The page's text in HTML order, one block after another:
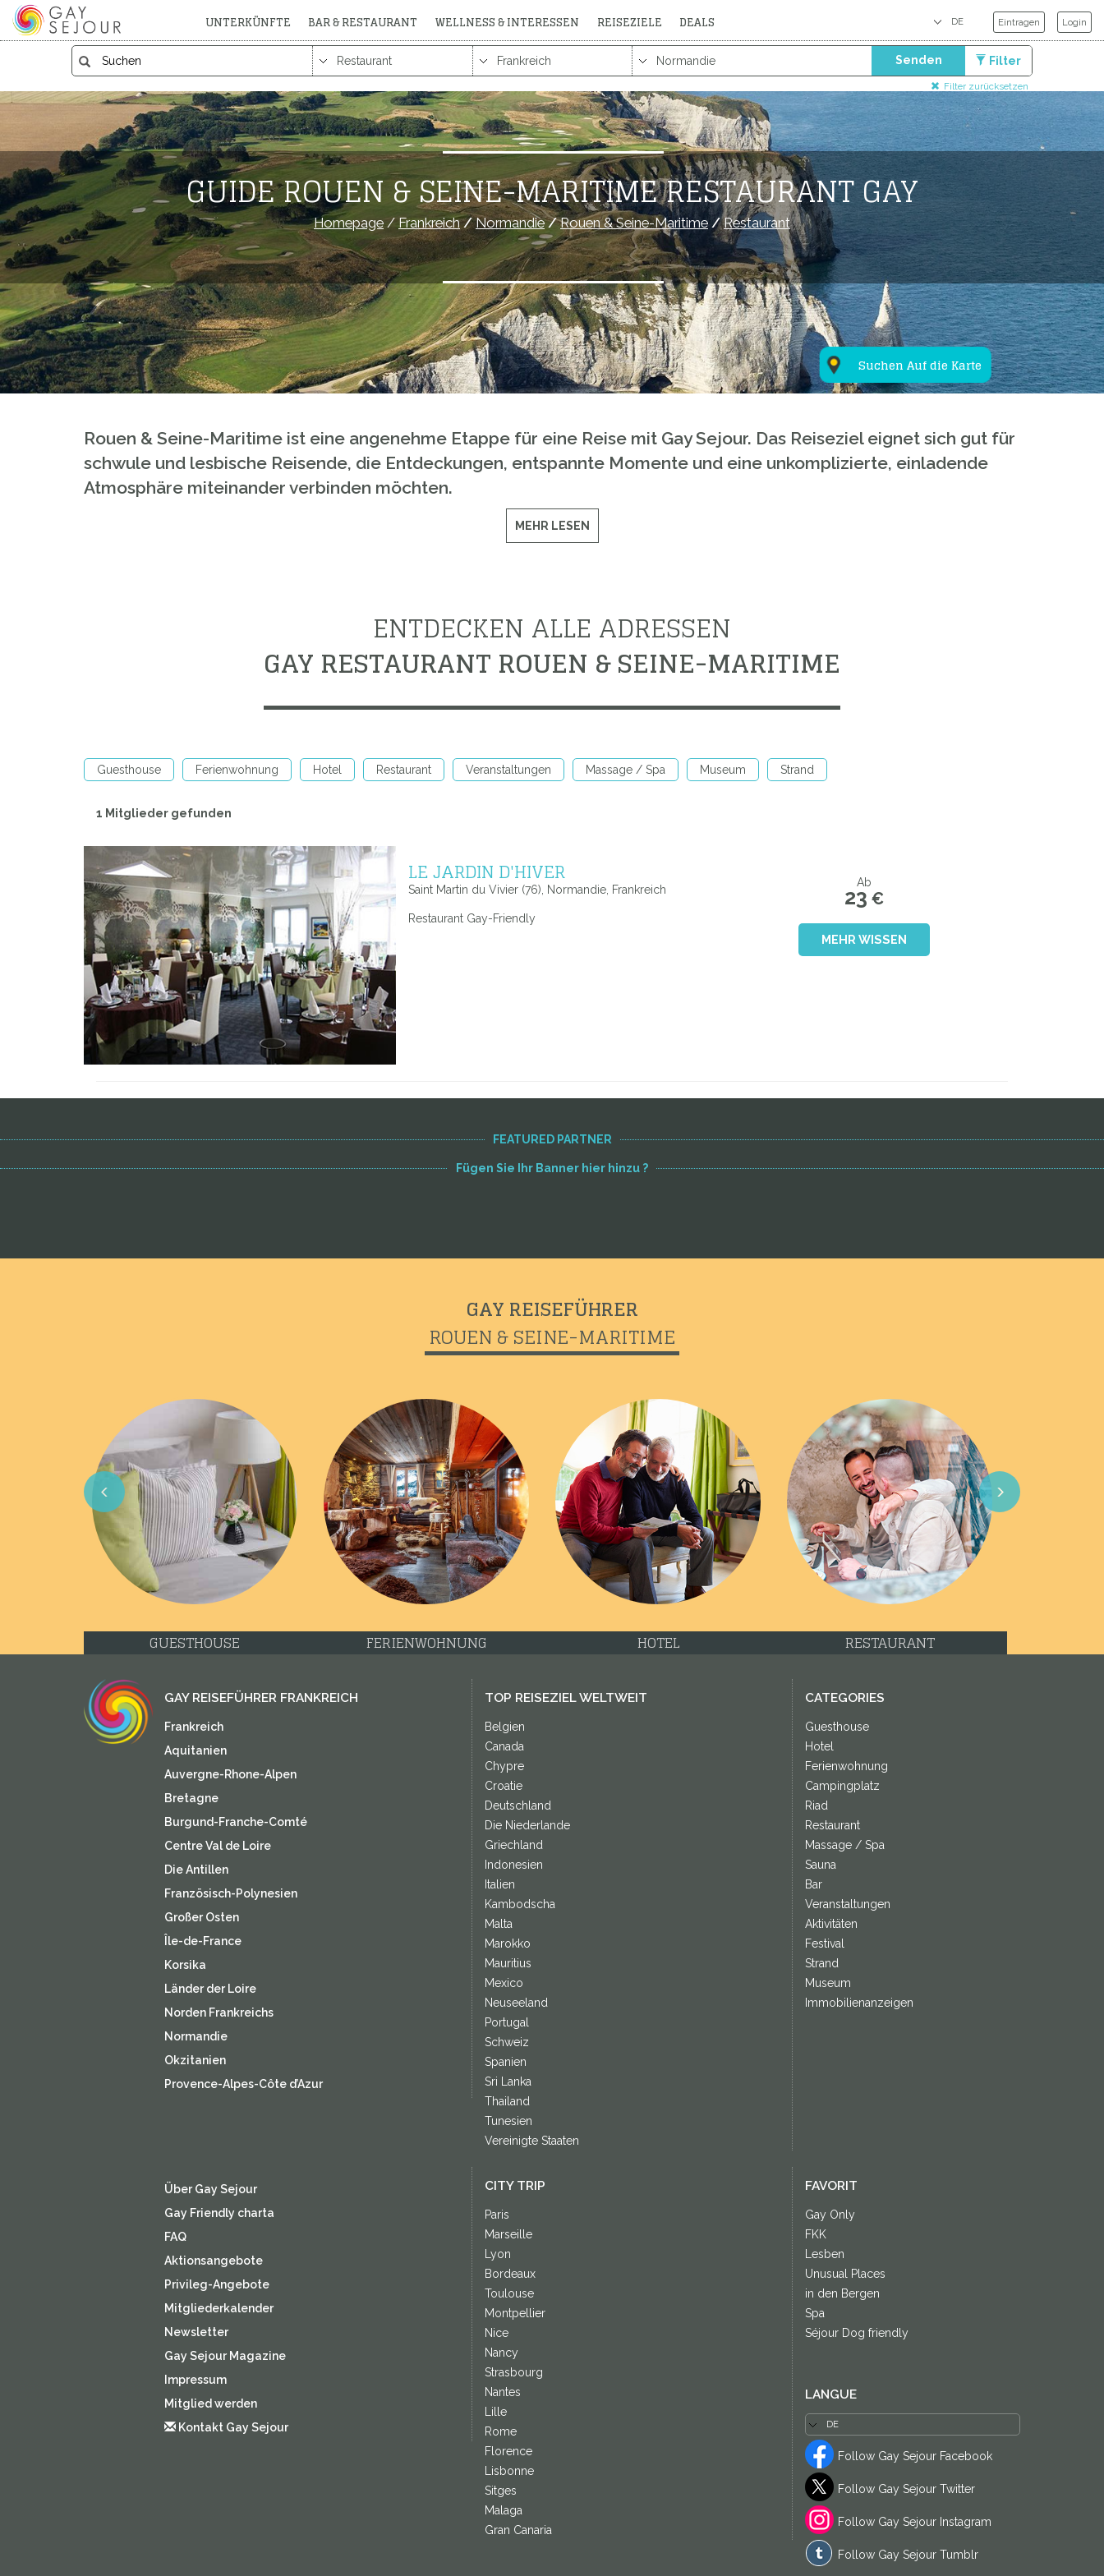
UNTERKÜNFTE BAR & RESTAURANT WELLNESS & INTERESSEN REISEZIELE DEALS Eintragen Login
Senden Filter
Filter zurücksetzen
Suchen Auf die Karte
GUIDE ROUEN & SEINE-MARITIME RESTAURANT GAY
Homepage/Frankreich/Normandie/Rouen & Seine-Maritime/Restaurant
Rouen & Seine-Maritime ist eine angenehme Etappe für eine Reise mit Gay Sejour. Das Reiseziel eignet sich gut für
schwule und lesbische Reisende, die Entdeckungen, entspannte Momente und eine unkomplizierte, einladende
Atmosphäre miteinander verbinden möchten.
MEHR LESEN
ENTDECKEN ALLE ADRESSEN
GAY RESTAURANT ROUEN & SEINE-MARITIME
Guesthouse Ferienwohnung Hotel Restaurant Veranstaltungen Massage / Spa Museum Strand
1 Mitglieder gefunden
LE JARDIN D'HIVER
Saint Martin du Vivier (76), Normandie, Frankreich
Restaurant Gay-Friendly
Ab
23 €
MEHR WISSEN
FEATURED PARTNER
Fügen Sie Ihr Banner hier hinzu ?
GAY REISEFÜHRER
ROUEN & SEINE-MARITIME
Previous Next
GUESTHOUSE FERIENWOHNUNG HOTEL RESTAURANT
GAY REISEFÜHRER FRANKREICH
Frankreich
Aquitanien
Auvergne-Rhone-Alpen
Bretagne
Burgund-Franche-Comté
Centre Val de Loire
Die Antillen
Französisch-Polynesien
Großer Osten
Île-de-France
Korsika
Länder der Loire
Norden Frankreichs
Normandie
Okzitanien
Provence-Alpes-Côte d’Azur
TOP REISEZIEL WELTWEIT
Belgien
Canada
Chypre
Croatie
Deutschland
Die Niederlande
Griechland
Indonesien
Italien
Kambodscha
Malta
Marokko
Mauritius
Mexico
Neuseeland
Portugal
Schweiz
Spanien
Sri Lanka
Thailand
Tunesien
Vereinigte Staaten
CATEGORIES
Guesthouse
Hotel
Ferienwohnung
Campingplatz
Riad
Restaurant
Massage / Spa
Sauna
Bar
Veranstaltungen
Aktivitäten
Festival
Strand
Museum
Immobilienanzeigen
Über Gay Sejour
Gay Friendly charta
FAQ
Aktionsangebote
Privileg-Angebote
Mitgliederkalender
Newsletter
Gay Sejour Magazine
Impressum
Mitglied werden
Kontakt Gay Sejour
CITY TRIP
Paris
Marseille
Lyon
Bordeaux
Toulouse
Montpellier
Nice
Nancy
Strasbourg
Nantes
Lille
Rome
Florence
Lisbonne
Sitges
Malaga
Gran Canaria
FAVORIT
Gay Only
FKK
Lesben
Unusual Places
in den Bergen
Spa
Séjour Dog friendly
LANGUE
Follow Gay Sejour Facebook
Follow Gay Sejour Twitter
Follow Gay Sejour Instagram
Follow Gay Sejour Tumblr